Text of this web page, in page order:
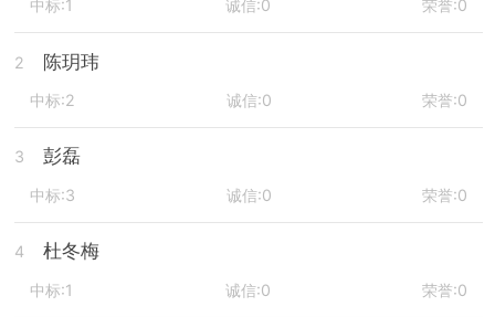
中标:1 诚信:0 荣誉:0
2 陈玥玮
中标:2 诚信:0 荣誉:0
3 彭磊
中标:3 诚信:0 荣誉:0
4 杜冬梅
中标:1 诚信:0 荣誉:0